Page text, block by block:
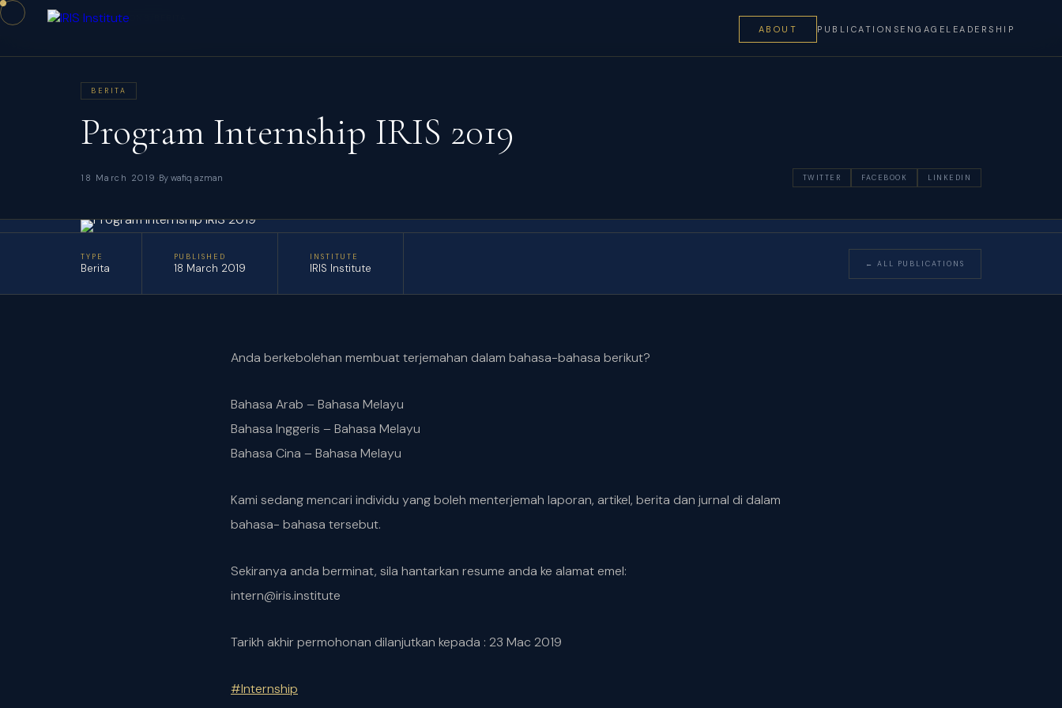
ABOUT PUBLICATIONS ENGAGE LEADERSHIP
HOME/ PUBLICATIONS
BERITA
Program Internship IRIS 2019
18 March 2019 ·By wafiq azman TWITTER FACEBOOK LINKEDIN
TYPE
Berita
PUBLISHED
18 March 2019
INSTITUTE
IRIS Institute ← ALL PUBLICATIONS
Anda berkebolehan membuat terjemahan dalam bahasa-bahasa berikut?
Bahasa Arab – Bahasa Melayu
Bahasa Inggeris – Bahasa Melayu
Bahasa Cina – Bahasa Melayu
Kami sedang mencari individu yang boleh menterjemah laporan, artikel, berita dan jurnal di dalam
bahasa- bahasa tersebut.
Sekiranya anda berminat, sila hantarkan resume anda ke alamat emel:
intern@iris.institute
Tarikh akhir permohonan dilanjutkan kepada : 23 Mac 2019
#Internship